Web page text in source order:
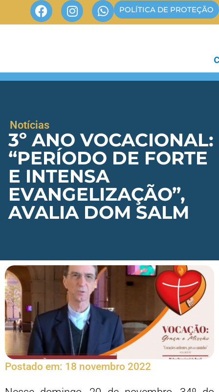
POLÍTICA DE PROTEÇÃO
Notícias
3º ANO VOCACIONAL:
“PERÍODO DE FORTE
E INTENSA
EVANGELIZAÇÃO”,
AVALIA DOM SALM
Postado em: 18 novembro 2022